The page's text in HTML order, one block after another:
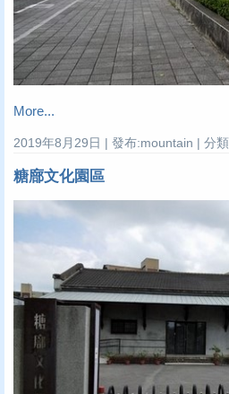
More...
2019年8月29日 | 發布:mountain | 分
糖廍文化園區